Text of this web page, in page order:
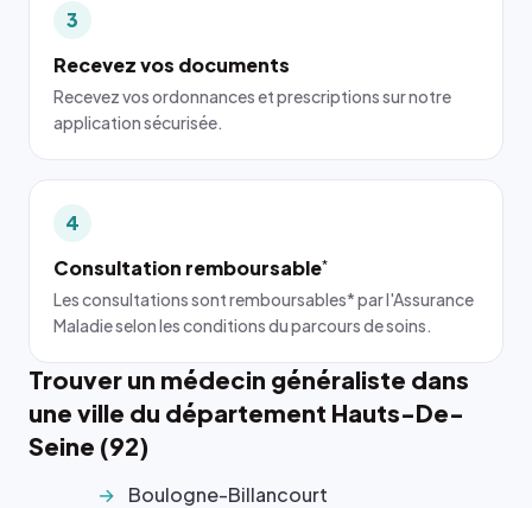
3
Recevez vos documents
Recevez vos ordonnances et prescriptions sur notre
application sécurisée.
4
Consultation remboursable*
Les consultations sont remboursables* par l'Assurance
Maladie selon les conditions du parcours de soins.
Trouver un médecin généraliste dans
une ville du département Hauts-De-
Seine (92)
Boulogne-Billancourt